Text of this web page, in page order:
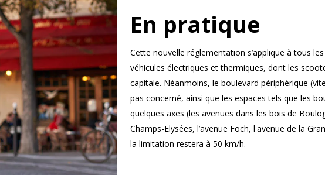
En pratique
Cette nouvelle réglementation s’applique à tous
véhicules électriques et thermiques, dont les
capitale. Néanmoins, le boulevard périphérique
pas concerné, ainsi que les espaces tels que les
quelques axes (les avenues dans les bois de
Champs-Elysées, l’avenue Foch, l'avenue de la
la limitation restera à 50 km/h.